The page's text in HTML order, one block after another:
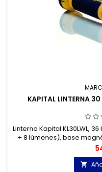
KAPITAL LINTERNA
Linterna Kapital KL30LWL,
+ 8 lúmenes), base
con adaptad con
